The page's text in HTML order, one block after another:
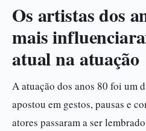
Os artistas dos
mais
atual na atuação
A atuação dos anos 80 foi um
apostou em gestos, pausas e
atores passaram a ser